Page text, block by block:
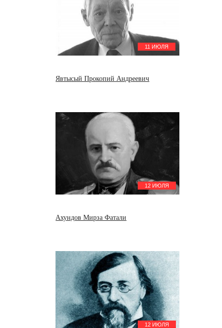
11 ИЮЛЯ
Явтысый Прокопий Андреевич
12 ИЮЛЯ
Ахундов Мирза Фатали
12 ИЮЛЯ